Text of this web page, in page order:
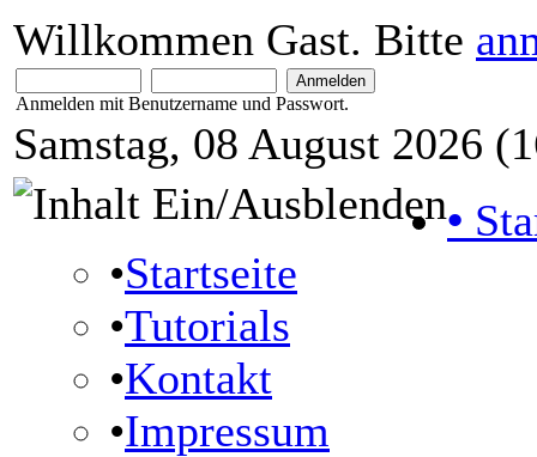
Willkommen Gast. Bitte
Anmelden mit Benutzername und Passwort.
Samstag, 08 August 2026
•
•Startseite
•Tutorials
•Kontakt
•Impressum